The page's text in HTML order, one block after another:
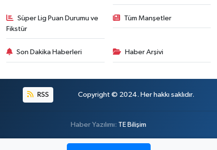
Süper Lig Puan Durumu ve
Fikstür
Tüm Manşetler
Son Dakika Haberleri Haber Arşivi
RSS Copyright © 2024. Her hakkı saklıdır.
Haber Yazılımı: TE Bilişim